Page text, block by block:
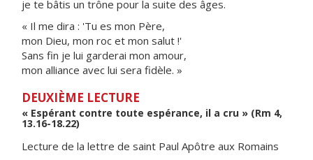
je te bâtis un trône pour la suite des âges.
« Il me dira : 'Tu es mon Père,
mon Dieu, mon roc et mon salut !'
Sans fin je lui garderai mon amour,
mon alliance avec lui sera fidèle. »
DEUXIÈME LECTURE
« Espérant contre toute espérance, il a cru » (Rm 4,
13.16-18.22)
Lecture de la lettre de saint Paul Apôtre aux Romains